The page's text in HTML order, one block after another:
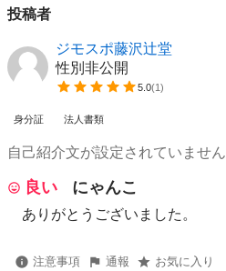
投稿者
ジモスポ藤沢辻堂
性別非公開
5.0(1)
身分証 法人書類
自己紹介文が設定されていません
良い にゃんこ
ありがとうございました。
注意事項 通報 お気に入り